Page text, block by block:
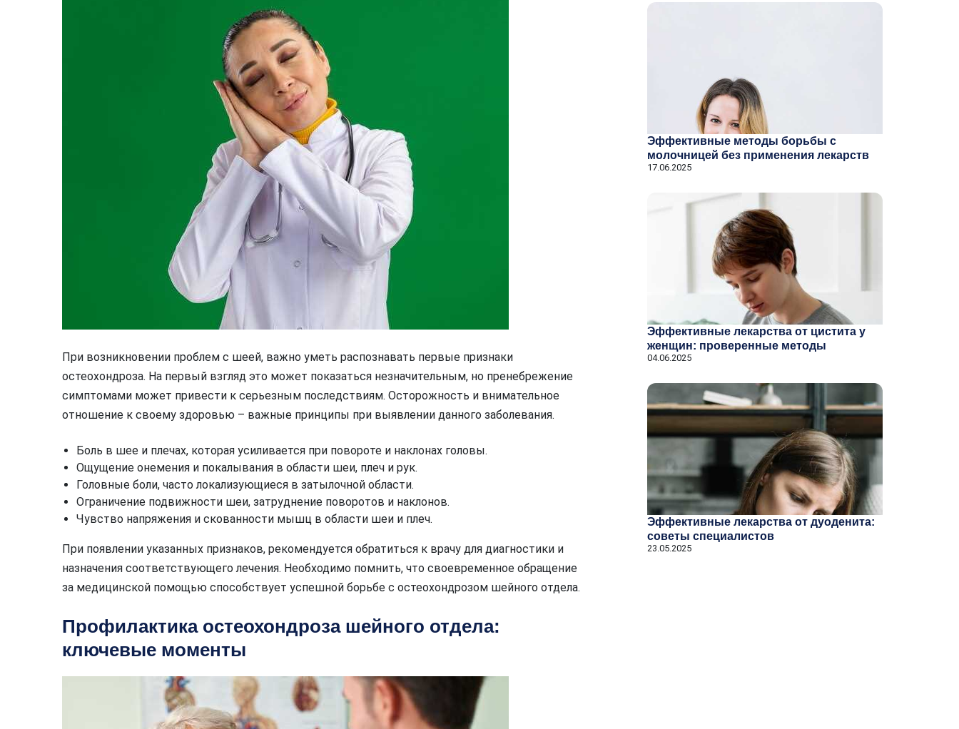
При возникновении проблем с шеей, важно уметь распознавать первые признаки
остеохондроза. На первый взгляд это может показаться незначительным, но пренебрежение
симптомами может привести к серьезным последствиям. Осторожность и внимательное
отношение к своему здоровью – важные принципы при выявлении данного заболевания.
Боль в шее и плечах, которая усиливается при повороте и наклонах головы.
Ощущение онемения и покалывания в области шеи, плеч и рук.
Головные боли, часто локализующиеся в затылочной области.
Ограничение подвижности шеи, затруднение поворотов и наклонов.
Чувство напряжения и скованности мышц в области шеи и плеч.
При появлении указанных признаков, рекомендуется обратиться к врачу для диагностики и
назначения соответствующего лечения. Необходимо помнить, что своевременное обращение
за медицинской помощью способствует успешной борьбе с остеохондрозом шейного отдела.
Профилактика остеохондроза шейного отдела:
ключевые моменты
Эффективные методы борьбы с
молочницей без применения лекарств
17.06.2025
Эффективные лекарства от цистита у
женщин: проверенные методы
04.06.2025
Эффективные лекарства от дуоденита:
советы специалистов
23.05.2025